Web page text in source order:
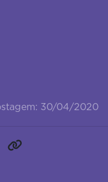
30/04/2020